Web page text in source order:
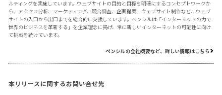
ルティングを実施しています。ウェブサイトの目的と目標を明確にするコンセプトワークか
ら、アクセス分析、マーケティング、競合調査、企画提案、ウェブサイト制作など、ウェブ
サイトの入口から出口までを総合的に支援しています。ペンシルは「インターネットの力で
世界のビジネスを革新する」を企業理念に掲げ、常に新しいインターネットの可能性に向け
て挑戦を続けています。
ペンシルの会社概要など、詳しい情報はこちら
本リリースに関するお問い合せ先